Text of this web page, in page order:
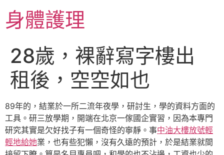
主身體護理
28歲，裸辭寫字樓出
租後，空空如也
89年的，結業於一所二流年夜學，研討生，學的資料方面的
工具。研三放學期，開端在北京一傢國企實習，因為本專門
研究其實是欠好找子有一個奇怪的寧靜。事中油大樓放號輕
輕地給她業，也有些犯懶，沒有久遠的預計，於是結業就間